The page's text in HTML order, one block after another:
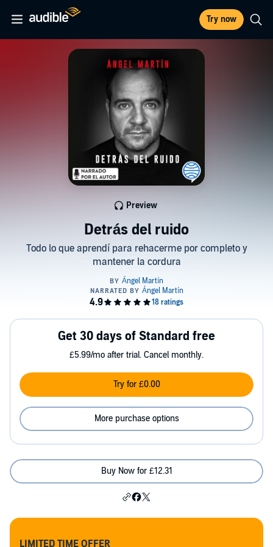
Try now
Detrás del ruido
Todo lo que aprendí para rehacerme por completo y
mantener la cordura
Preview
Get 30 days of Standard free
£5.99/mo after trial. Cancel monthly.
Try for £0.00
More purchase options
Buy Now for £12.31
LIMITED TIME OFFER